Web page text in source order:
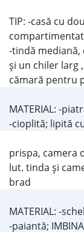
TIP: -casă cu
compartimentat
-tindă mediană,
şi un chiler larg
cămară pentru
MATERIAL: -
-cioplită; lipită
prispa, camera
lut. tinda şi
brad
MATERIAL: -
-paiantă;